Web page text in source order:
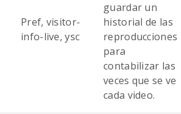
Pref, visitor-
info-live, ysc
guardar un
historial de las
reproducciones
para
contabilizar las
veces que se ve
cada video.